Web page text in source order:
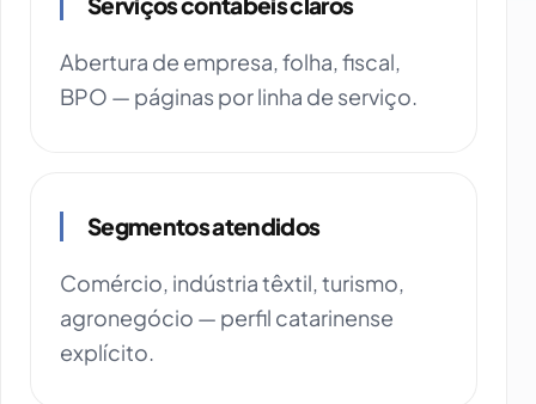
Abertura de empresa, folha, fiscal,
BPO — páginas por linha de serviço.
Segmentos atendidos
Comércio, indústria têxtil, turismo,
agronegócio — perfil catarinense
explícito.